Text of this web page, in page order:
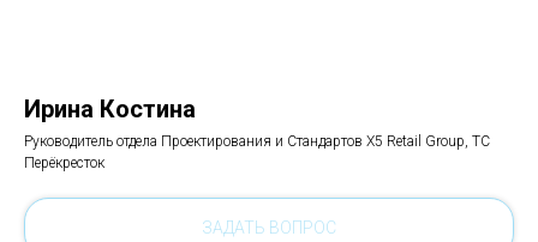
Ирина Костина
Руководитель отдела Проектирования и Стандартов Х5 Retail Group, ТС
Перёкресток
ЗАДАТЬ ВОПРОС